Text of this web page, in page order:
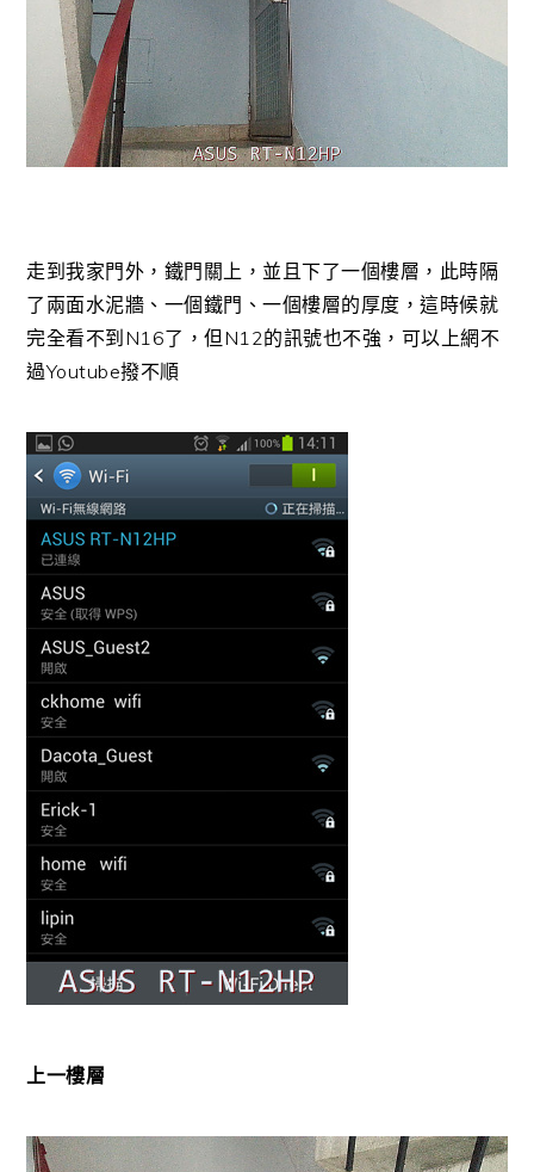
走到我家門外，鐵門關上，並且下了一個樓層，此時隔
了兩面水泥牆、一個鐵門、一個樓層的厚度，這時候就
完全看不到N16了，但N12的訊號也不強，可以上網不
過Youtube撥不順
上一樓層